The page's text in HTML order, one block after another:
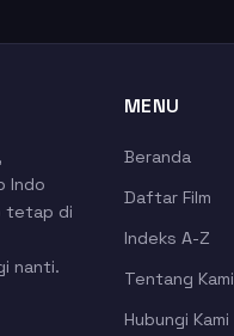
Indo
tetap di
nanti.
MENU
Beranda
Daftar Film
Indeks A-Z
Tentang Kami
Hubungi Kami